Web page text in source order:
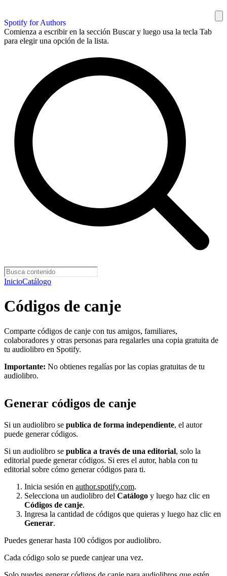
Spotify for Authors
Comienza a escribir en la sección Buscar y luego usa la tecla Tab
para elegir una opción de la lista.
InicioCatálogo
Códigos de canje
Comparte códigos de canje con tus amigos, familiares,
colaboradores y otras personas para regalarles una copia gratuita de
tu audiolibro en Spotify.
Importante: No obtienes regalías por las copias gratuitas de tu
audiolibro.
Generar códigos de canje
Si un audiolibro se publica de forma independiente, el autor
puede generar códigos.
Si un audiolibro se publica a través de una editorial, solo la
editorial puede generar códigos. Si eres el autor, habla con tu
editorial sobre cómo generar códigos para ti.
Inicia sesión en author.spotify.com.
Selecciona un audiolibro del Catálogo y luego haz clic en
Códigos de canje.
Ingresa la cantidad de códigos que quieras y luego haz clic en
Generar.
Puedes generar hasta 100 códigos por audiolibro.
Cada código solo se puede canjear una vez.